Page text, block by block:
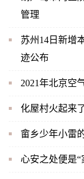
管理
苏州14日新增
迹公布
2021年北京空
化屋村火起来
畲乡少年小雷
心安之处便是